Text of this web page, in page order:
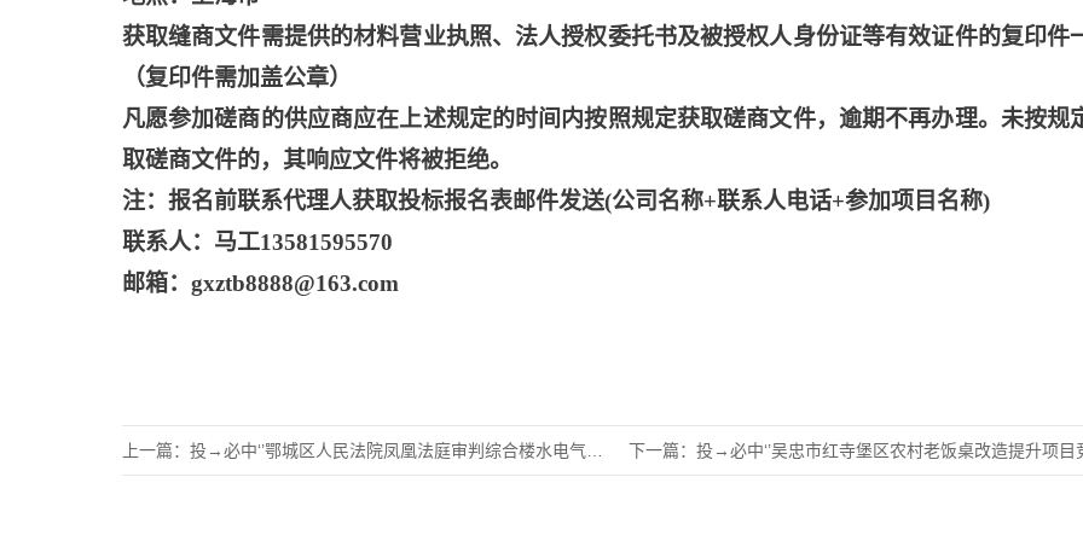
获取缝商文件需提供的材料营业执照、法人授权委托书及被授权人身份证等有效证件的复印件
（复印件需加盖公章）
凡愿参加磋商的供应商应在上述规定的时间内按照规定获取磋商文件，逾期不再办理。未按规
取磋商文件的，其响应文件将被拒绝。
注：报名前联系代理人获取投标报名表邮件发送(公司名称+联系人电话+参加项目名称)
联系人：马工13581595570
邮箱： gxztb8888@163.com
上一篇： 投→必中‘’鄂城区人民法院凤凰法庭审判综合楼水电气基础设施建 下一篇：投→必中‘’吴忠市红寺堡区农村老饭桌改造提升项目竞争性磋商